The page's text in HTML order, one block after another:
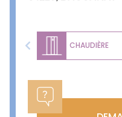
CHAUDIÈRE
Previous